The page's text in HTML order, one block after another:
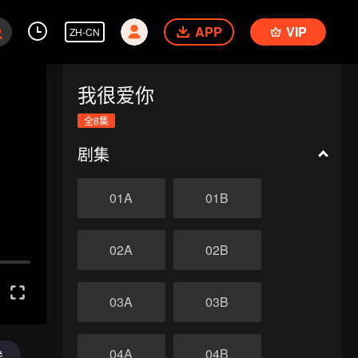
ZH-CN APP VIP
我很爱你
全8集
剧集
01A 01B
02A 02B
03A 03B
04A 04B